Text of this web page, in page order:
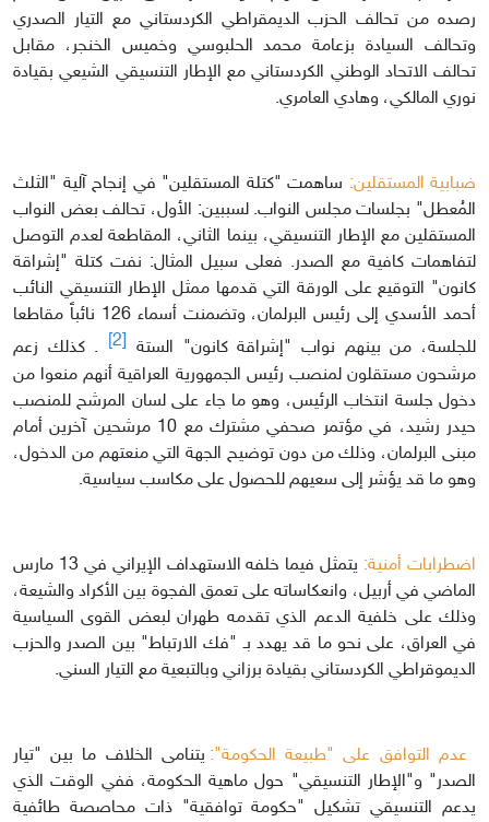
رصده من تحالف الحزب الديمقراطي الكردستاني مع التيار الصدري
وتحالف السيادة بزعامة محمد الحلبوسي وخميس الخنجر، مقابل
تحالف الاتحاد الوطني الكردستاني مع الإطار التنسيقي الشيعي بقيادة
نوري المالكي، وهادي العامري.
ضبابية المستقلين: ساهمت "كتلة المستقلين" في إنجاح آلية "الثلث
المُعطل" بجلسات مجلس النواب. لسببين: الأول، تحالف بعض النواب
المستقلين مع الإطار التنسيقي، بينما الثاني، المقاطعة لعدم التوصل
لتفاهمات كافية مع الصدر. فعلى سبيل المثال: نفت كتلة "إشراقة
كانون" التوقيع على الورقة التي قدمها ممثل الإطار التنسيقي النائب
أحمد الأسدي إلى رئيس البرلمان، وتضمنت أسماء 126 نائباً مقاطعا
للجلسة، من بينهم نواب "إشراقة كانون" الستة
. كذلك زعم
مرشحون مستقلون لمنصب رئيس الجمهورية العراقية أنهم منعوا من
دخول جلسة انتخاب الرئيس، وهو ما جاء على لسان المرشح للمنصب
حيدر رشيد، في مؤتمر صحفي مشترك مع 10 مرشحين آخرين أمام
مبنى البرلمان، وذلك من دون توضيح الجهة التي منعتهم من الدخول،
وهو ما قد يؤشر إلى سعيهم للحصول على مكاسب سياسية.
اضطرابات أمنية:
يتمثل فيما خلفه الاستهداف الإيراني في 13 مارس
الماضي في أربيل، وانعكاساته على تعمق الفجوة بين الأكراد والشيعة،
وذلك على خلفية الدعم الذي تقدمه طهران لبعض القوى السياسية
في العراق، على نحو ما قد يهدد بـ "فك الارتباط" بين الصدر والحزب
الديموقراطي الكردستاني بقيادة برزاني وبالتبعية مع التيار السني.
عدم التوافق على "طبيعة الحكومة": يتنامى الخلاف ما بين "تيار
الصدر" و"الإطار التنسيقي" حول ماهية الحكومة، ففي الوقت الذي
يدعم التنسيقي تشكيل "حكومة توافقية" ذات محاصصة طائفية